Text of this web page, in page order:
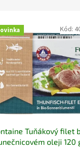
Tuňákový filet
oleji 120
Kód: